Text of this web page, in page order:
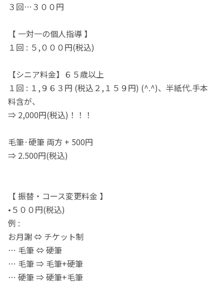
３回…３００円
【 一対一の個人指導 】
１回 : ５,０００円(税込)
【シニア料金】６５歳以上
１回 : １,９６３円 (税込２,１５９円) (^.^)、半紙代.手本
料含が、
⇒ 2,000円(税込)！！！
毛筆·硬筆 両方 + 500円
⇒ 2.500円(税込)
【 振替・コース変更料金 】
•５００円(税込)
例 :
お月謝 ⇔ チケット制
… 毛筆 ⇔ 硬筆
… 毛筆 ⇒ 毛筆+硬筆
… 硬筆 ⇒ 硬筆+毛筆